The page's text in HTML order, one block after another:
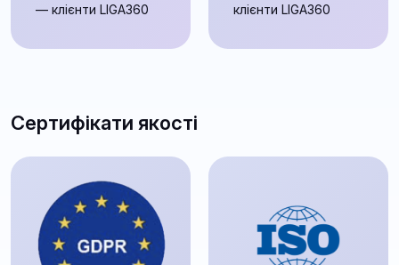
— клієнти LIGA360
клієнти LIGA360
Сертифікати якості